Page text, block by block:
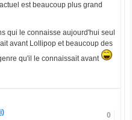
est beaucoup plus grand
qui le connaisse aujourd'hui seul
avant Lollipop et beaucoup des
qu'il le connaissait avant
0